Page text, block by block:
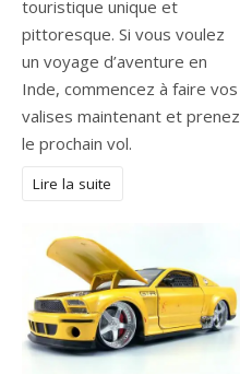
touristique unique et
pittoresque. Si vous voulez
un voyage d’aventure en
Inde, commencez à faire vos
valises maintenant et prenez
le prochain vol.
Lire la suite